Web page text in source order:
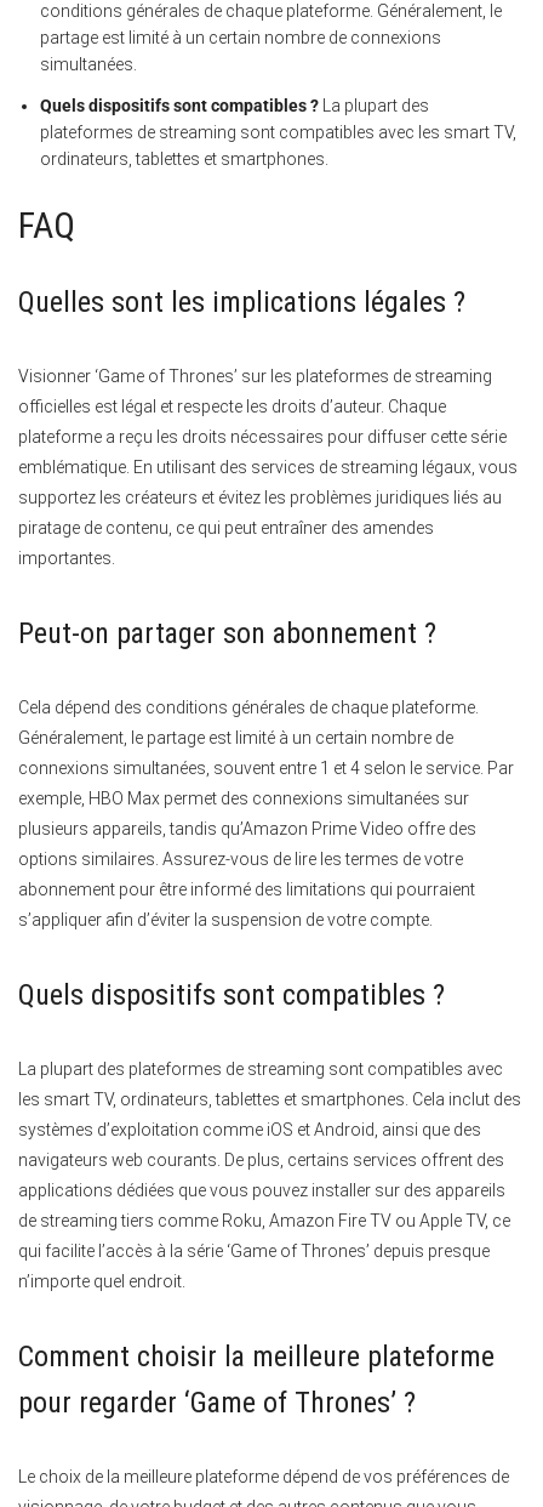
conditions générales de chaque plateforme. Généralement, le
partage est limité à un certain nombre de connexions
simultanées.
Quels dispositifs sont compatibles ? La plupart des
plateformes de streaming sont compatibles avec les smart TV,
ordinateurs, tablettes et smartphones.
FAQ
Quelles sont les implications légales ?
Visionner ‘Game of Thrones’ sur les plateformes de streaming
officielles est légal et respecte les droits d’auteur. Chaque
plateforme a reçu les droits nécessaires pour diffuser cette série
emblématique. En utilisant des services de streaming légaux, vous
supportez les créateurs et évitez les problèmes juridiques liés au
piratage de contenu, ce qui peut entraîner des amendes
importantes.
Peut-on partager son abonnement ?
Cela dépend des conditions générales de chaque plateforme.
Généralement, le partage est limité à un certain nombre de
connexions simultanées, souvent entre 1 et 4 selon le service. Par
exemple, HBO Max permet des connexions simultanées sur
plusieurs appareils, tandis qu’Amazon Prime Video offre des
options similaires. Assurez-vous de lire les termes de votre
abonnement pour être informé des limitations qui pourraient
s’appliquer afin d’éviter la suspension de votre compte.
Quels dispositifs sont compatibles ?
La plupart des plateformes de streaming sont compatibles avec
les smart TV, ordinateurs, tablettes et smartphones. Cela inclut des
systèmes d’exploitation comme iOS et Android, ainsi que des
navigateurs web courants. De plus, certains services offrent des
applications dédiées que vous pouvez installer sur des appareils
de streaming tiers comme Roku, Amazon Fire TV ou Apple TV, ce
qui facilite l’accès à la série ‘Game of Thrones’ depuis presque
n’importe quel endroit.
Comment choisir la meilleure plateforme
pour regarder ‘Game of Thrones’ ?
Le choix de la meilleure plateforme dépend de vos préférences de